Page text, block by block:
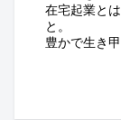
在宅起業と
と。
豊かで生き